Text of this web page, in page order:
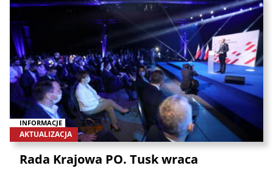
INFORMACJE
AKTUALIZACJA
Rada Krajowa PO. Tusk wraca